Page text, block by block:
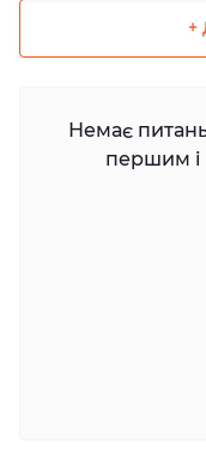
+
Немає
першим і